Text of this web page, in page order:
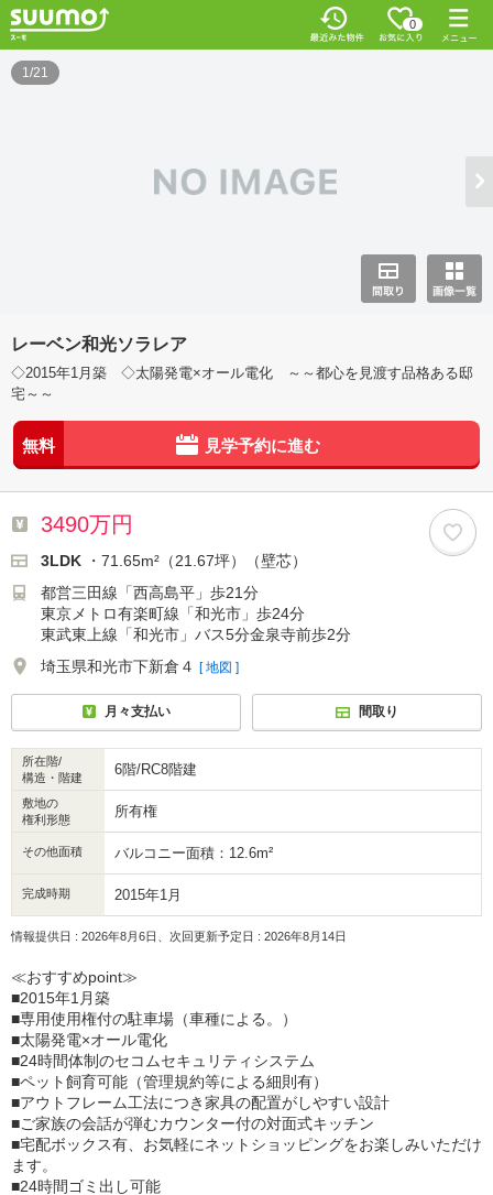
0
1/21
レーベン和光ソラレア
◇2015年1月築 ◇太陽発電×オール電化 ～～都心を見渡す品格ある邸
宅～～
無料 見学予約に進む
3490万円
3LDK
・71.65m²（21.67坪）（壁芯）
都営三田線「西高島平」歩21分
東京メトロ有楽町線「和光市」歩24分
東武東上線「和光市」バス5分金泉寺前歩2分
埼玉県和光市下新倉４ [ 地図 ]
月々支払い 間取り
所在階/
構造・階建
6階/RC8階建
敷地の
権利形態
所有権
その他面積 バルコニー面積：12.6m²
完成時期 2015年1月
情報提供日 : 2026年8月6日、次回更新予定日 : 2026年8月14日
≪おすすめpoint≫
■2015年1月築
■専用使用権付の駐車場（車種による。）
■太陽発電×オール電化
■24時間体制のセコムセキュリティシステム
■ペット飼育可能（管理規約等による細則有）
■アウトフレーム工法につき家具の配置がしやすい設計
■ご家族の会話が弾むカウンター付の対面式キッチン
■宅配ボックス有、お気軽にネットショッピングをお楽しみいただけ
ます。
■24時間ゴミ出し可能